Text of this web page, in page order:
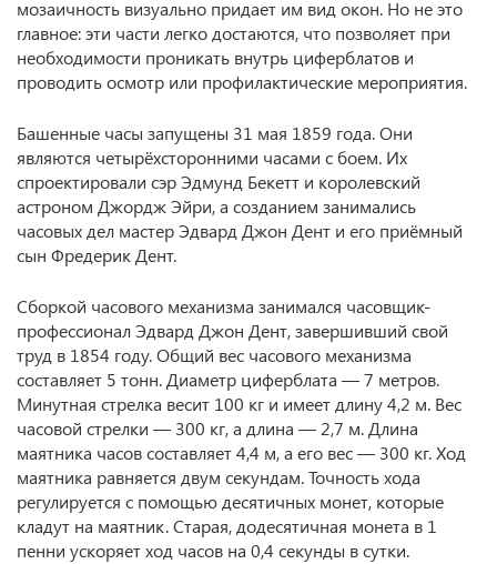
мозаичность визуально придает им вид окон. Но не это
главное: эти части легко достаются, что позволяет при
необходимости проникать внутрь циферблатов и
проводить осмотр или профилактические мероприятия.
Башенные часы запущены 31 мая 1859 года. Они
являются четырёхсторонними часами с боем. Их
спроектировали сэр Эдмунд Бекетт и королевский
астроном Джордж Эйри, а созданием занимались
часовых дел мастер Эдвард Джон Дент и его приёмный
сын Фредерик Дент.
Сборкой часового механизма занимался часовщик-
профессионал Эдвард Джон Дент, завершивший свой
труд в 1854 году. Общий вес часового механизма
составляет 5 тонн. Диаметр циферблата — 7 метров.
Минутная стрелка весит 100 кг и имеет длину 4,2 м. Вес
часовой стрелки — 300 кг, а длина — 2,7 м. Длина
маятника часов составляет 4,4 м, а его вес — 300 кг. Ход
маятника равняется двум секундам. Точность хода
регулируется с помощью десятичных монет, которые
кладут на маятник. Старая, додесятичная монета в 1
пенни ускоряет ход часов на 0,4 секунды в сутки.